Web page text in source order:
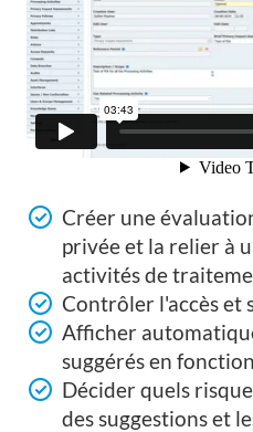
Créer une
privée et la relier à
activités de
Contrôler l'accès et
Afficher
suggérés en
Décider quels
des suggestions et